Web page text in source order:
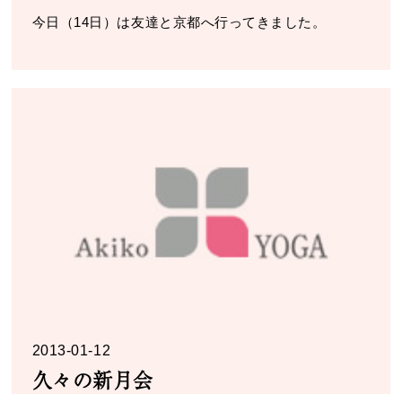
今日（14日）は友達と京都へ行ってきました。
2013-01-12
久々の新月会